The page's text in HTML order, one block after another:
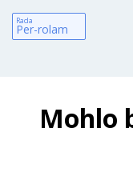
Rada
Per-rolam
Mohlo